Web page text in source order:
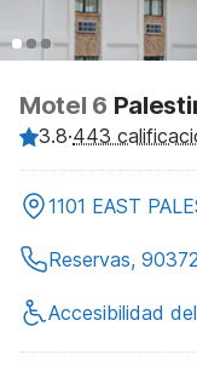
Motel 6
3.8·443
1101 EAST
Reservas,
Accesibilidad